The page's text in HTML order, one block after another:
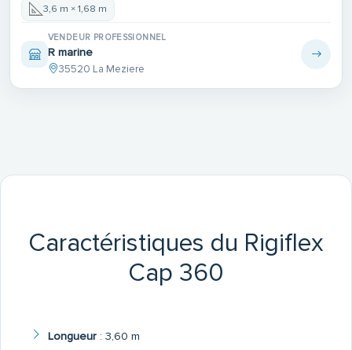
3,6 m × 1,68 m
VENDEUR PROFESSIONNEL
R marine
35520 La Meziere
Caractéristiques du Rigiflex
Cap 360
Longueur: 3,60 m